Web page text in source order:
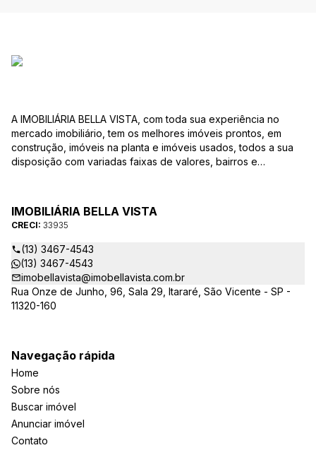
A IMOBILIÁRIA BELLA VISTA, com toda sua experiência no
mercado imobiliário, tem os melhores imóveis prontos, em
construção, imóveis na planta e imóveis usados, todos a sua
disposição com variadas faixas de valores, bairros e
ao CRECI-EE – estarão sempre prontos para responder-lhe
todas as suas dúvidas sobre casas, apartamentos, terrenos,
salas comerciais e outros produtos imobiliários.
IMOBILIÁRIA BELLA VISTA
CRECI: 33935
(13) 3467-4543
(13) 3467-4543
imobellavista@imobellavista.com.br
Rua Onze de Junho, 96, Sala 29, Itararé, São Vicente - SP -
11320-160
Navegação rápida
Home
Sobre nós
Buscar imóvel
Anunciar imóvel
Contato